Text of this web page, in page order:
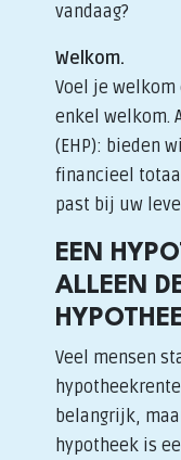
vandaag?
Welkom.
Voel je welkom
enkel welkom.
(EHP): bieden
financieel
past bij uw
EEN
ALLEEN
Veel mensen
belangrijk,
hypotheek is